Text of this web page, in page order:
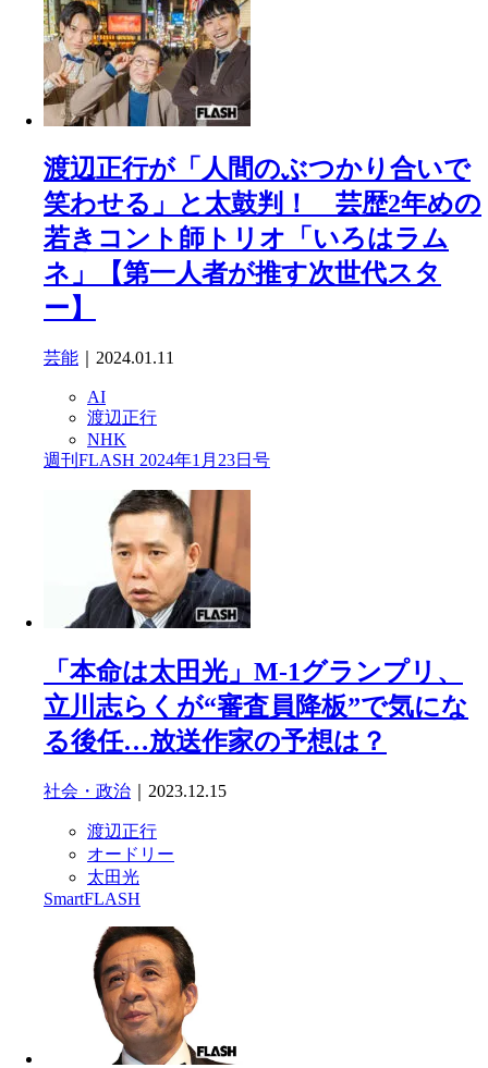
渡辺正行が「人間のぶつかり合いで
笑わせる」と太鼓判！ 芸歴2年めの
若きコント師トリオ「いろはラム
ネ」【第一人者が推す次世代スタ
ー】
芸能 ｜2024.01.11
AI
渡辺正行
NHK
週刊FLASH 2024年1月23日号
「本命は太田光」M-1グランプリ、
立川志らくが“審査員降板”で気にな
る後任…放送作家の予想は？
社会・政治 ｜2023.12.15
渡辺正行
オードリー
太田光
SmartFLASH